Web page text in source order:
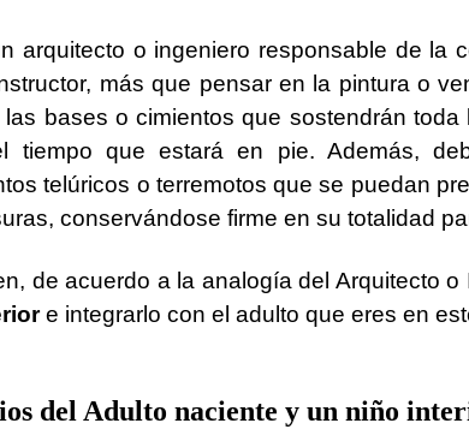
arquitecto o ingeniero responsable de la
más que pensar en la pintura o
las bases o cimientos que sostendrán
tiempo que estará en pie. Además,
telúricos o terremotos que se puedan
conservándose firme en su totalidad
de acuerdo a la analogía del Arquitecto
e integrarlo con el adulto que eres en
del Adulto naciente y un niño